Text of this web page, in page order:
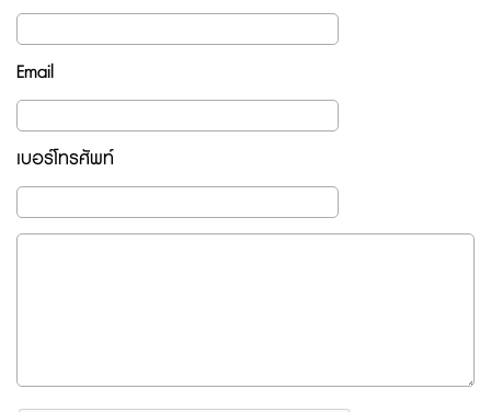
Email
เบอร์โทรศัพท์